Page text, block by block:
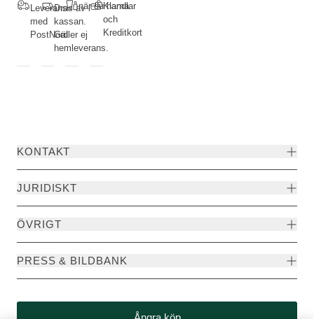
Leverans
med
PostNord
Dras av i
kassan.
Gäller ej
hemleverans.
när du handlar
Klarna
och
Kreditkort
KONTAKT
JURIDISKT
ÖVRIGT
PRESS & BILDBANK